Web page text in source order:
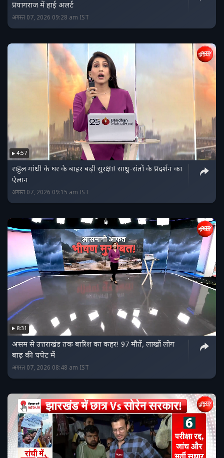
प्रयागराज में हाई अलर्ट
अगस्त 07, 2026 09:28 am IST
4:57
राहुल गांधी के घर के बाहर बढ़ी सुरक्षा! साधु-संतों के प्रदर्शन का
ऐलान
अगस्त 07, 2026 09:15 am IST
8:31
असम से उत्तराखंड तक बारिश का कहर! 97 मौतें, लाखों लोग
बाढ़ की चपेट में
अगस्त 07, 2026 08:48 am IST